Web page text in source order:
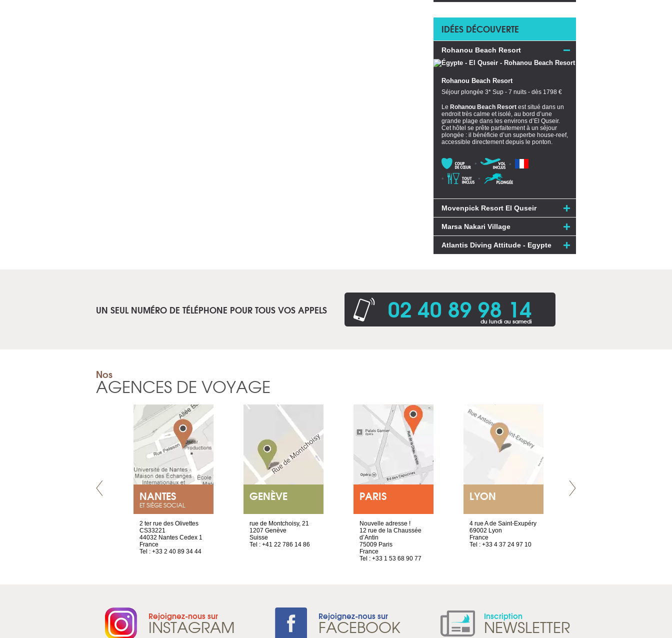
IDÉES DÉCOUVERTE
Rohanou Beach Resort
Rohanou Beach Resort
Séjour plongée 3* Sup - 7 nuits - dès 1798 €
Le Rohanou Beach Resort est situé dans un
endroit très calme et isolé, au bord d’une
grande plage dans les environs d’El Quseir.
Cet hôtel se prête parfaitement à un séjour
plongée : il bénéficie d’un superbe house-reef,
accessible directement depuis le ponton.
Movenpick Resort El Quseir
Marsa Nakari Village
Atlantis Diving Attitude - Egypte
UN SEUL NUMÉRO DE TÉLÉPHONE POUR TOUS VOS APPELS 02 40 89 98 14
du lundi au samedi
Nos
AGENCES DE VOYAGE
NANTES
ET SIÈGE SOCIAL
2 ter rue des Olivettes
CS33221
44032 Nantes Cedex 1
France
Tel : +33 2 40 89 34 44
GENÈVE
rue de Montchoisy, 21
1207 Genève
Suisse
Tel : +41 22 786 14 86
PARIS
Nouvelle adresse !
12 rue de la Chaussée
d’Antin
75009 Paris
France
Tel : +33 1 53 68 90 77
LYON
4 rue A de Saint-Exupéry
69002 Lyon
France
Tel : +33 4 37 24 97 10
Rejoignez-nous sur
INSTAGRAM Rejoignez-nous sur
FACEBOOK Inscription
NEWSLETTER